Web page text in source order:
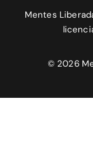
Mentes
© 2026